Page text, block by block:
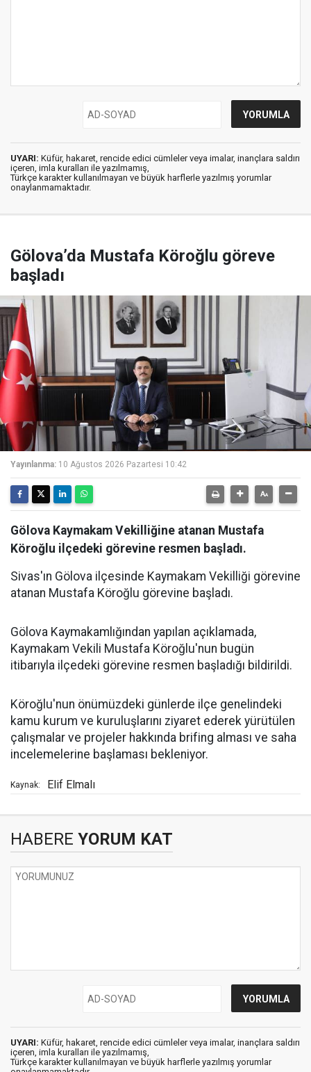
UYARI: Küfür, hakaret, rencide edici cümleler veya imalar, inançlara saldırı
içeren, imla kuralları ile yazılmamış,
Türkçe karakter kullanılmayan ve büyük harflerle yazılmış yorumlar
onaylanmamaktadır.
Gölova’da Mustafa Köroğlu göreve
başladı
Yayınlanma: 10 Ağustos 2026 Pazartesi 10:42
Gölova Kaymakam Vekilliğine atanan Mustafa
Köroğlu ilçedeki görevine resmen başladı.
Sivas'ın Gölova ilçesinde Kaymakam Vekilliği görevine
atanan Mustafa Köroğlu görevine başladı.
Gölova Kaymakamlığından yapılan açıklamada,
Kaymakam Vekili Mustafa Köroğlu'nun bugün
itibarıyla ilçedeki görevine resmen başladığı bildirildi.
Köroğlu'nun önümüzdeki günlerde ilçe genelindeki
kamu kurum ve kuruluşlarını ziyaret ederek yürütülen
çalışmalar ve projeler hakkında brifing alması ve saha
incelemelerine başlaması bekleniyor.
Kaynak: Elif Elmalı
HABERE YORUM KAT
UYARI: Küfür, hakaret, rencide edici cümleler veya imalar, inançlara saldırı
içeren, imla kuralları ile yazılmamış,
Türkçe karakter kullanılmayan ve büyük harflerle yazılmış yorumlar